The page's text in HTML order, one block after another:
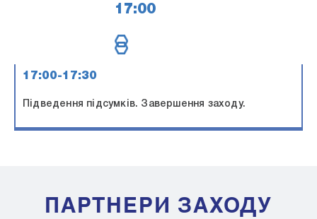
17:00
17:00-17:30
Підведення підсумків. Завершення заходу.
ПАРТНЕРИ ЗАХОДУ